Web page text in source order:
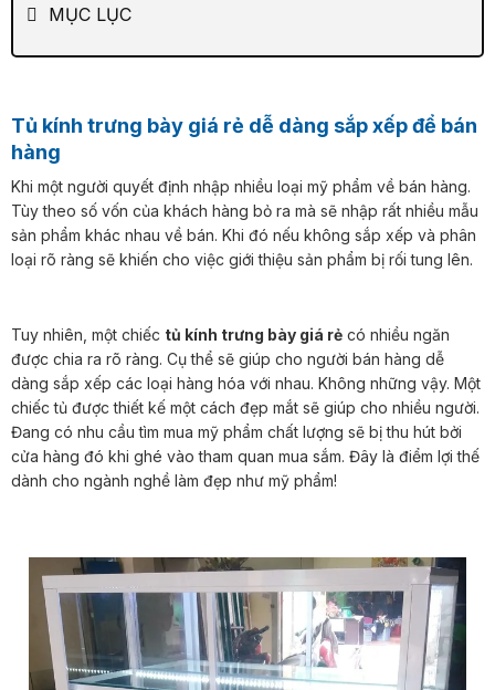
MỤC LỤC
Tủ kính trưng bày giá rẻ dễ dàng sắp xếp để bán
hàng
Khi một người quyết định nhập nhiều loại mỹ phẩm về bán hàng.
Tùy theo số vốn của khách hàng bỏ ra mà sẽ nhập rất nhiều mẫu
sản phẩm khác nhau về bán. Khi đó nếu không sắp xếp và phân
loại rõ ràng sẽ khiến cho việc giới thiệu sản phẩm bị rối tung lên.
Tuy nhiên, một chiếc tủ kính trưng bày giá rẻ có nhiều ngăn
được chia ra rõ ràng. Cụ thể sẽ giúp cho người bán hàng dễ
dàng sắp xếp các loại hàng hóa với nhau. Không những vậy. Một
chiếc tủ được thiết kế một cách đẹp mắt sẽ giúp cho nhiều người.
Đang có nhu cầu tìm mua mỹ phẩm chất lượng sẽ bị thu hút bởi
cửa hàng đó khi ghé vào tham quan mua sắm. Đây là điểm lợi thế
dành cho ngành nghề làm đẹp như mỹ phẩm!